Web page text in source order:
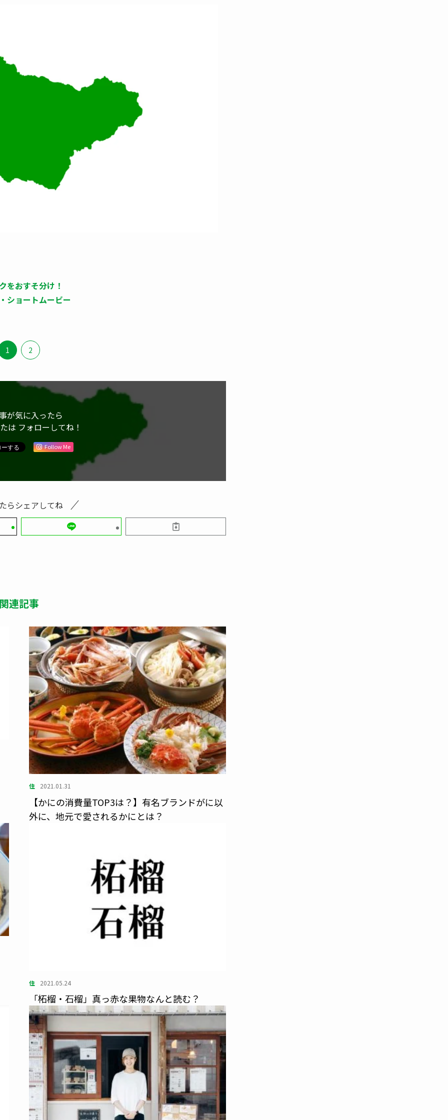
をおすそ分け！
ショートムービー
1 2
が気に入ったら
は フォローしてね！
Follow Me
らシェアしてね
連記事
住 2021.01.31
【かにの消費量TOP3は？】有名ブランドがに以
外に、地元で愛されるかにとは？
住 2021.05.24
「柘榴・石榴」真っ赤な果物なんと読む？